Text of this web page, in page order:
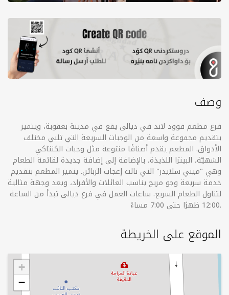
وصف
فرع مطعم فوود لاند في ديالى يقع في مدينة بعقوبة، ويتميز
بتقديم مجموعة واسعة من الوجبات السريعة التي تلبي مختلف
الأذواق. المطعم يقدم أصنافًا متنوعة مثل وجبات الكنتاكي
الشهيّة، البيتزا اللذيذة، بالإضافة إلى إضافة جديدة لقائمة الطعام
وهي "ميني سلايدر" التي نالت إعجاب الزبائن. يتميز المطعم بتقديم
خدمة سريعة وجو مريح يناسب العائلات والأفراد، ويعد وجهة مثالية
لتناول الطعام السريع. ساعات العمل في فرع ديالى تبدأ من الساعة
12:00 ظهرًا حتى 7:00 مساءً.
الموقع على الخريطة
+
−